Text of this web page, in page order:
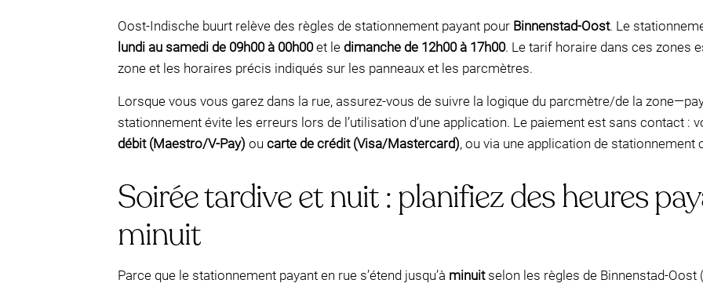
Oost-Indische buurt relève des règles de stationnement payant pour Binnenstad-Oost. Le
lundi au samedi de 09h00 à 00h00et le dimanche de 12h00 à 17h00. Le tarif horaire dans ces zones
zone et les horaires précis indiqués sur les panneaux et les parcmètres.
Lorsque vous vous garez dans la rue, assurez-vous de suivre la logique du parcmètre/de la
stationnement évite les erreurs lors de l’utilisation d’une application. Le paiement est sans contact :
débit (Maestro/V-Pay) ou carte de crédit (Visa/Mastercard), ou via une application de stationnement
Soirée tardive et nuit : planifiez des heures
minuit
Parce que le stationnement payant en rue s’étend jusqu’à minuitselon les règles de Binnenstad-Oost